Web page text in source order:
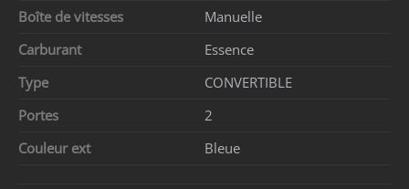
Boîte de vitesses
Manuelle
Carburant
Essence
Type
CONVERTIBLE
Portes
2
Couleur ext
Bleue